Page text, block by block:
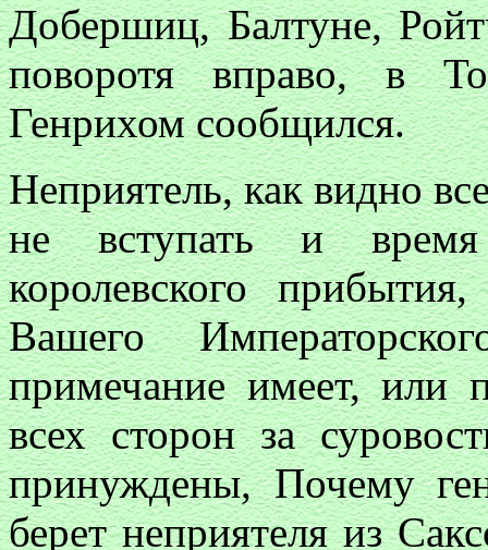
Добершиц, Балтуне,
поворотя вправо, в
Генрихом сообщился.
Неприятель, как видно
не вступать и
королевского
Вашего
примечание имеет, или
всех сторон за
принуждены, Почему
берет неприятеля из